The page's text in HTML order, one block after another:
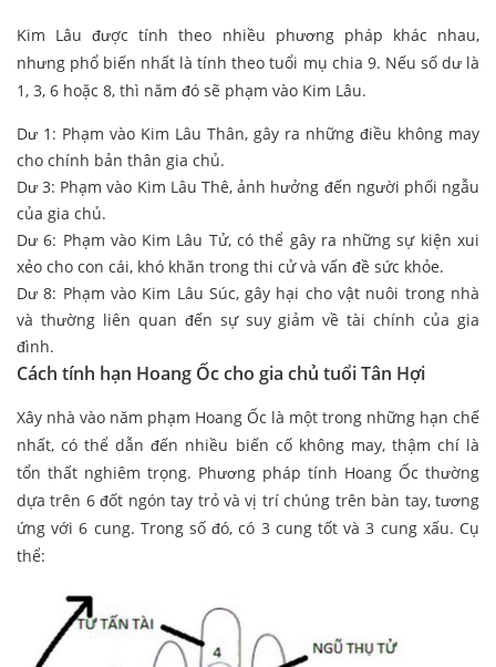
Kim Lâu được tính theo nhiều phương pháp khác nhau,
nhưng phổ biến nhất là tính theo tuổi mụ chia 9. Nếu số dư là
1, 3, 6 hoặc 8, thì năm đó sẽ phạm vào Kim Lâu.
Dư 1: Phạm vào Kim Lâu Thân, gây ra những điều không may
cho chính bản thân gia chủ.
Dư 3: Phạm vào Kim Lâu Thê, ảnh hưởng đến người phối ngẫu
của gia chủ.
Dư 6: Phạm vào Kim Lâu Tử, có thể gây ra những sự kiện xui
xẻo cho con cái, khó khăn trong thi cử và vấn đề sức khỏe.
Dư 8: Phạm vào Kim Lâu Súc, gây hại cho vật nuôi trong nhà
và thường liên quan đến sự suy giảm về tài chính của gia
đình.
Cách tính hạn Hoang Ốc cho gia chủ tuổi Tân Hợi
Xây nhà vào năm phạm Hoang Ốc là một trong những hạn chế
nhất, có thể dẫn đến nhiều biến cố không may, thậm chí là
tổn thất nghiêm trọng. Phương pháp tính Hoang Ốc thường
dựa trên 6 đốt ngón tay trỏ và vị trí chúng trên bàn tay, tương
ứng với 6 cung. Trong số đó, có 3 cung tốt và 3 cung xấu. Cụ
thể: